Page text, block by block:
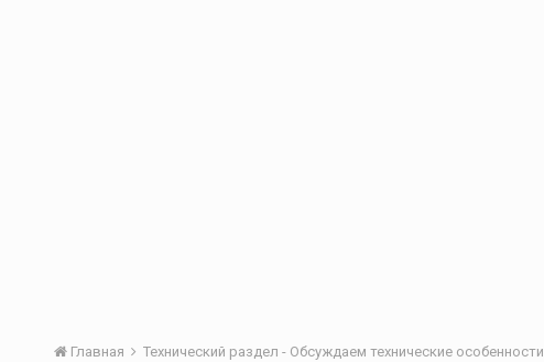
Главная Технический раздел - Обсуждаем технические особенности